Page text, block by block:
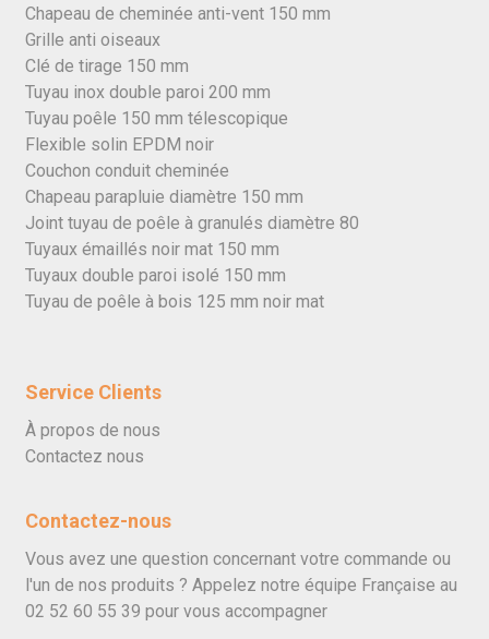
Chapeau de cheminée anti-vent 150 mm
Grille anti oiseaux
Clé de tirage 150 mm
Tuyau inox double paroi 200 mm
Tuyau poêle 150 mm télescopique
Flexible solin EPDM noir
Couchon conduit cheminée
Chapeau parapluie diamètre 150 mm
Joint tuyau de poêle à granulés diamètre 80
Tuyaux émaillés noir mat 150 mm
Tuyaux double paroi isolé 150 mm
Tuyau de poêle à bois 125 mm noir mat
Service Clients
À propos de nous
Contactez nous
Contactez-nous
Vous avez une question concernant votre commande ou
l'un de nos produits ? Appelez notre équipe Française au
02 52 60 55 39 pour vous accompagner